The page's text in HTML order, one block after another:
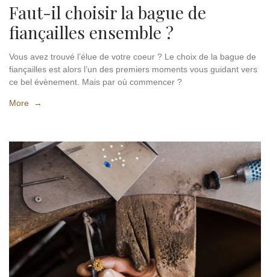
Faut-il choisir la bague de
fiançailles ensemble ?
Vous avez trouvé l’élue de votre coeur ? Le choix de la bague de
fiançailles est alors l’un des premiers moments vous guidant vers
ce bel évènement. Mais par où commencer ?
More →